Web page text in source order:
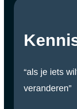
“als je iets
veranderen”